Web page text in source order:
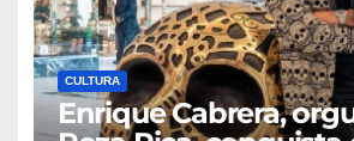
CULTURA
Enrique Cabrera,